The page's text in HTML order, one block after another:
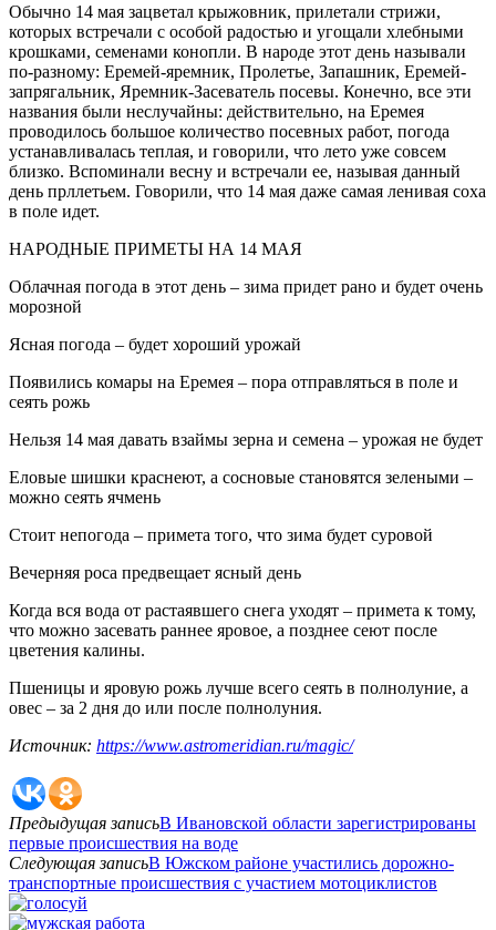
Обычно 14 мая зацветал крыжовник, прилетали стрижи,
которых встречали с особой радостью и угощали хлебными
крошками, семенами конопли. В народе этот день называли
по-разному: Еремей-яремник, Пролетье, Запашник, Еремей-
запрягальник, Яремник-Засеватель посевы. Конечно, все эти
названия были неслучайны: действительно, на Еремея
проводилось большое количество посевных работ, погода
устанавливалась теплая, и говорили, что лето уже совсем
близко. Вспоминали весну и встречали ее, называя данный
день прллетьем. Говорили, что 14 мая даже самая ленивая соха
в поле идет.
НАРОДНЫЕ ПРИМЕТЫ НА 14 МАЯ
Облачная погода в этот день – зима придет рано и будет очень
морозной
Ясная погода – будет хороший урожай
Появились комары на Еремея – пора отправляться в поле и
сеять рожь
Нельзя 14 мая давать взаймы зерна и семена – урожая не будет
Еловые шишки краснеют, а сосновые становятся зелеными –
можно сеять ячмень
Стоит непогода – примета того, что зима будет суровой
Вечерняя роса предвещает ясный день
Когда вся вода от растаявшего снега уходят – примета к тому,
что можно засевать раннее яровое, а позднее сеют после
цветения калины.
Пшеницы и яровую рожь лучше всего сеять в полнолуние, а
овес – за 2 дня до или после полнолуния.
Источник: https://www.astromeridian.ru/magic/
Предыдущая записьВ Ивановской области зарегистрированы
первые происшествия на воде
Следующая записьВ Южском районе участились дорожно-
транспортные происшествия с участием мотоциклистов